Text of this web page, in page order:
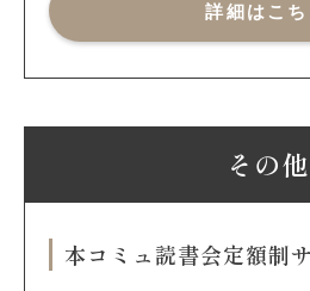
詳細はこち
その他
本コミュ読書会定額制